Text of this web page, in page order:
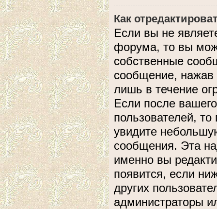
Как
Если вы не
форума, то вы
собственные
сообщение, нажав
лишь в течение
Если после
пользователей,
увидите
сообщения. Эта
именно вы
появится, если
других
администраторы